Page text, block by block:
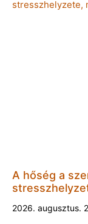
A hőség a
2026. augusztus.